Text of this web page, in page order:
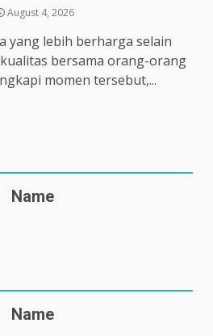
August 4, 2026
yang lebih berharga selain
bersama orang-orang
momen tersebut,...
Name
Name